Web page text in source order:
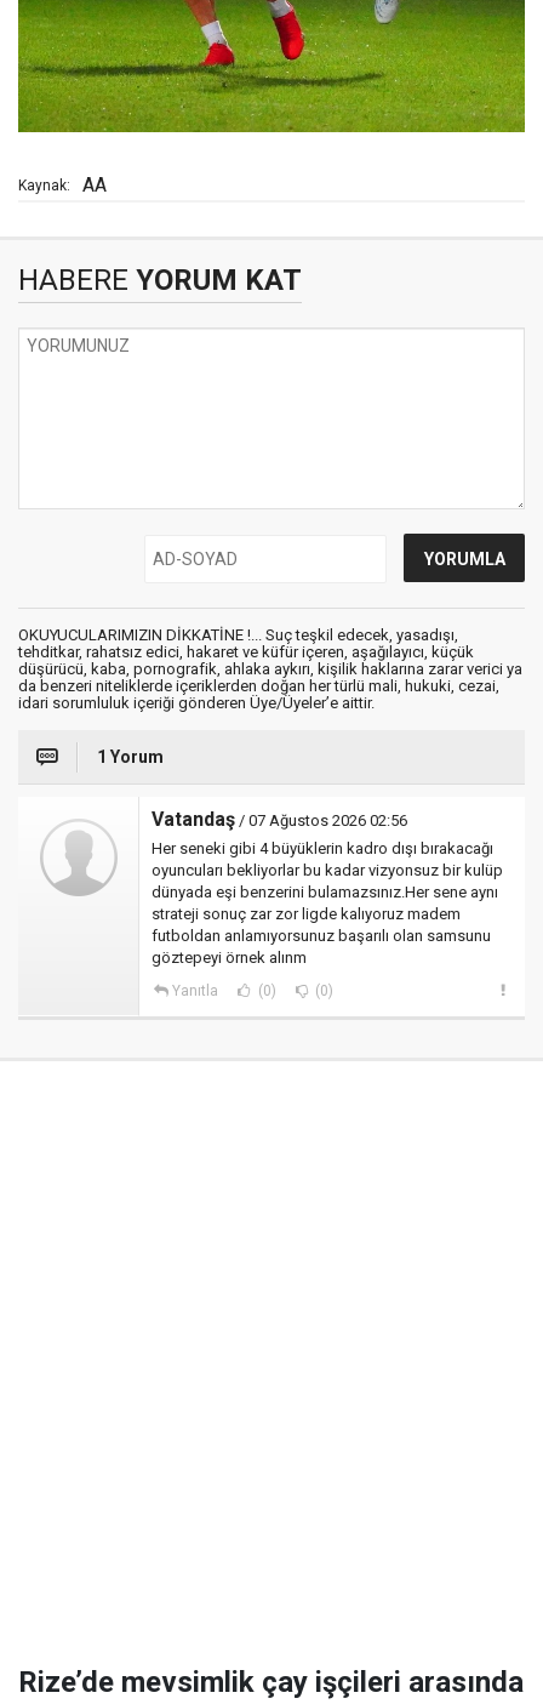
Kaynak: AA
HABERE YORUM KAT
OKUYUCULARIMIZIN DİKKATİNE !... Suç teşkil edecek, yasadışı,
tehditkar, rahatsız edici, hakaret ve küfür içeren, aşağılayıcı, küçük
düşürücü, kaba, pornografik, ahlaka aykırı, kişilik haklarına zarar verici ya
da benzeri niteliklerde içeriklerden doğan her türlü mali, hukuki, cezai,
idari sorumluluk içeriği gönderen Üye/Üyeler’e aittir.
1 Yorum
Vatandaş / 07 Ağustos 2026 02:56
Her seneki gibi 4 büyüklerin kadro dışı bırakacağı
oyuncuları bekliyorlar bu kadar vizyonsuz bir kulüp
dünyada eşi benzerini bulamazsınız.Her sene aynı
strateji sonuç zar zor ligde kalıyoruz madem
futboldan anlamıyorsunuz başarılı olan samsunu
göztepeyi örnek alınm
Yanıtla (0) (0)
Rize’de mevsimlik çay işçileri arasında